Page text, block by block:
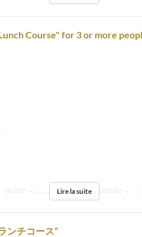
Course" for 3 or more
Repas Déjeuner Qté de commande 3 ~ 6
Lire la suite
ンチコース“